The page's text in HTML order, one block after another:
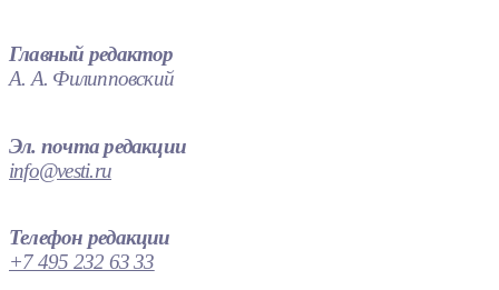
Главный редактор
А. А. Филипповский
Эл. почта редакции
info@vesti.ru
Телефон редакции
+7 495 232 63 33